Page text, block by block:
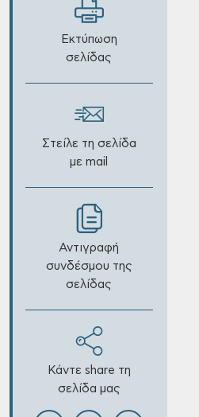
Εκτύπωση
σελίδας
Στείλε τη σελίδα
με mail
Αντιγραφή
συνδέσμου της
σελίδας
Κάντε share τη
σελίδα μας